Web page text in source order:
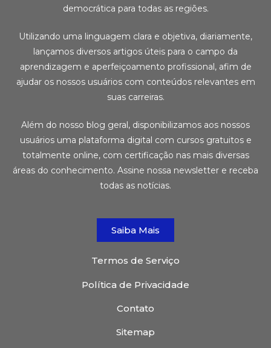
democrática para todas as regiões.
Utilizando uma linguagem clara e objetiva, diariamente,
lançamos diversos artigos úteis para o campo da
aprendizagem e aperfeiçoamento profissional, afim de
ajudar os nossos usuários com conteúdos relevantes em
suas carreiras.
Além do nosso blog geral, disponibilizamos aos nossos
usuários uma plataforma digital com cursos gratuitos e
totalmente online, com certificação nas mais diversas
áreas do conhecimento. Assine nossa newsletter e receba
todas as notícias.
Saiba Mais
Termos de Serviço
Política de Privacidade
Contato
Sitemap